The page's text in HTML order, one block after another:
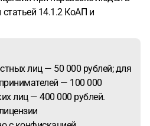
14.1.2 КоАП и
лиц — 50 000 рублей; для
— 100 000
лиц — 400 000 рублей.